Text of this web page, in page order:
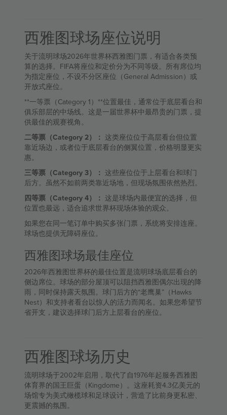
西雅图球场座位说明
关于流明球场2026年世界杯西雅图门票，有适合各类预
算的选择。FIFA将座位和定价分为不同等级。所有席位均
为指定座位，不设不分区座位（General Admission）或
开放式座位。
**一等票（Category 1）**位置最佳，通常位于底层看台和
俱乐部层的中场线。这是一届世界杯中最昂贵的门票，提
供最佳的观赛视角。
二等票（Category 2）： 这类座位位于高层看台但位置
靠近场边，或者位于底层看台的侧翼位置，价格明显更实
惠。
三等票（Category 3）： 这些座位位于上层看台和球门
后方。虽然不如前两类靠近场地，但现场氛围依然热烈。
四等票（Category 4）： 这是球场内最便宜的选择，但
位置也最远，适合追求世界杯现场体验的观众。
如果您在同一笔订单中购买多张门票，系统将安排连座。
球场也提供无障碍座位。
西雅图球场最佳座位
2026年西雅图世界杯的最佳位置是流明球场底层看台的
侧边席位。球场的部分屋顶可以阻挡西雅图偶尔出现的降
雨，同时保持露天氛围。球门后方的“老鹰巢”（Hawks
Nest）和支持者看台以惊人的活力而闻名。如果您希望节
省开支，建议选择球门后方上层看台的座位。
西雅图球场历史
流明球场于2002年启用，取代了自1976年起服务西雅图
体育界的国王巨蛋（Kingdome）。这座耗资4.3亿美元的
场馆专为美式橄榄球和足球设计，营造了比前身更私密、
更震撼的氛围。